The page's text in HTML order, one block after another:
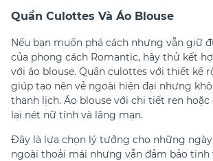
Quần Culottes Và Áo Blouse
Nếu bạn muốn phá cách nhưng vẫn giữ
của phong cách Romantic, hãy thử kết
với áo blouse. Quần culottes với thiết kế
giúp tạo nên vẻ ngoài hiện đại nhưng
thanh lịch. Áo blouse với chi tiết ren hoặc
lại nét nữ tính và lãng mạn.
Đây là lựa chọn lý tưởng cho những
ngoài thoải mái nhưng vẫn đảm bảo tinh